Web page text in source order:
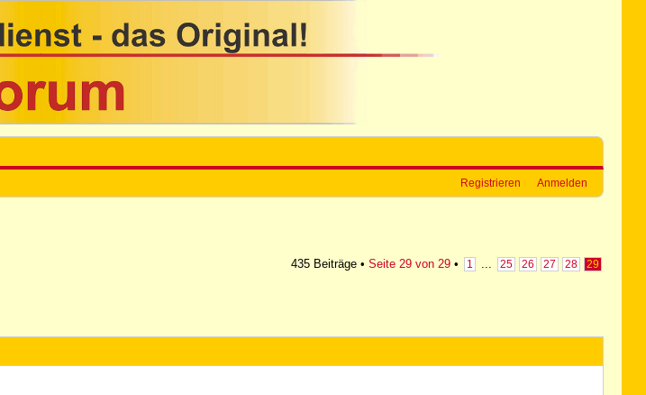
Registrieren Anmelden
435 Beiträge • Seite 29von 29• 1 ... 25 26 27 28 29